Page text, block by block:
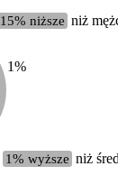
15% niższe niż
1%
1% wyższe niż